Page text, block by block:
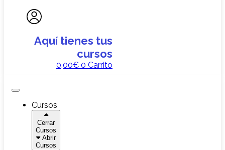
0,00€ 0 Carrito
Cursos
Cerrar
Cursos
Abrir
Cursos